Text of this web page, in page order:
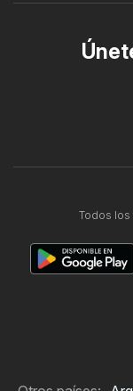
Todos los